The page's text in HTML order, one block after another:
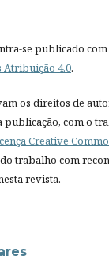
se publicado com
Atribuição 4.0.
os direitos de
com o
Creative
trabalho com
revista.